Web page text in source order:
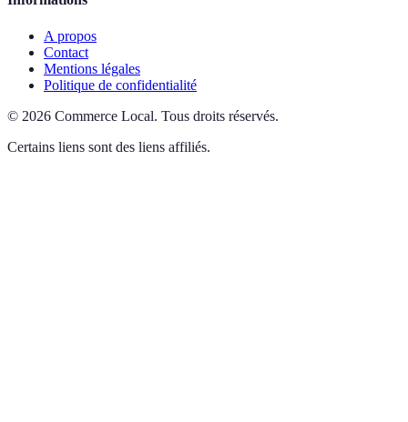
A propos
Contact
Mentions légales
Politique de confidentialité
© 2026 Commerce Local. Tous droits réservés.
Certains liens sont des liens affiliés.